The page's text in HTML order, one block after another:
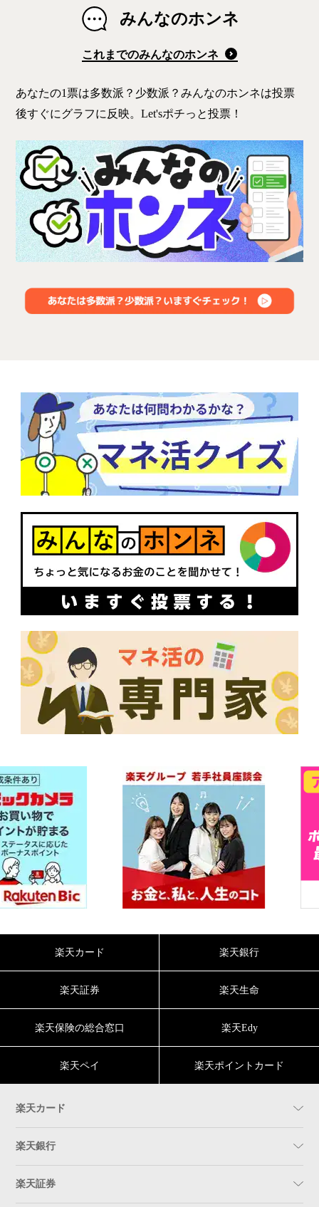
みんなのホンネ
これまでのみんなのホンネ
あなたの1票は多数派？少数派？みんなのホンネは投票
後すぐにグラフに反映。Let'sポチっと投票！
楽天カード 楽天銀行
楽天証券 楽天生命
楽天保険の総合窓口 楽天Edy
楽天ペイ 楽天ポイントカード
楽天カード
楽天銀行
楽天証券